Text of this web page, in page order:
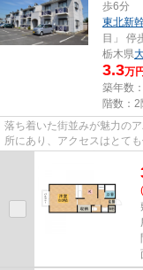
歩6分
東北新
目」 停
栃木県
3.3万
築年数
階数：2
落ち着いた街並みが魅力の
所にあり、アクセスはとて